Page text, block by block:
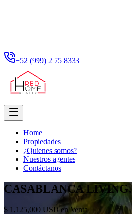
+52 (999) 2 75 8333
Home
Propiedades
¿Quienes somos?
Nuestros agentes
Contáctanos
CASABLANCA LIVING.
$ 1,125,000 USD en Venta